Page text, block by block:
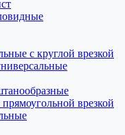
с круглой врезкой
врезкой